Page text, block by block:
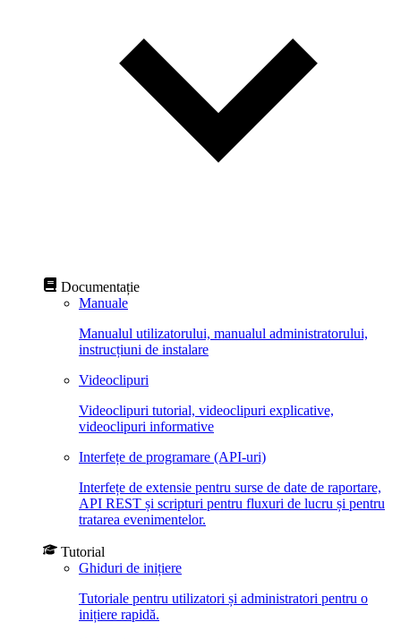
Documentație
Manuale
Manualul utilizatorului, manualul administratorului,
instrucțiuni de instalare
Videoclipuri
Videoclipuri tutorial, videoclipuri explicative,
videoclipuri informative
Interfețe de programare (API-uri)
Interfețe de extensie pentru surse de date de raportare,
API REST și scripturi pentru fluxuri de lucru și pentru
tratarea evenimentelor.
Tutorial
Ghiduri de inițiere
Tutoriale pentru utilizatori și administratori pentru o
inițiere rapidă.